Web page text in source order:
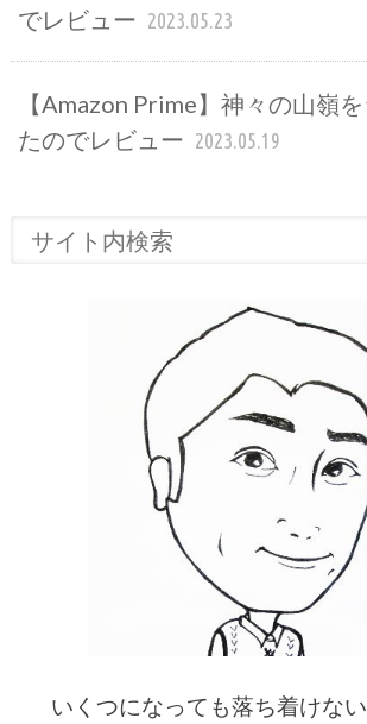
でレビュー 2023.05.23
【Amazon Prime】神々の山嶺
たのでレビュー 2023.05.19
いくつになっても落ち着けない